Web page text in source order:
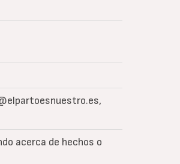
acerca de hechos o